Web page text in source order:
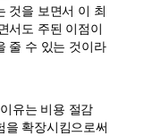
것을 보면서 이 최
서도 주된 이점이
줄 수 있는 것이라
유는 비용 절감
을 확장시킴으로써